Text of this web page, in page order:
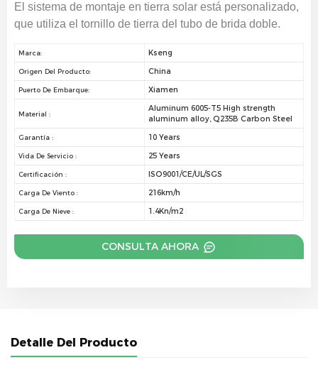
El sistema de montaje en tierra solar está personalizado,
que utiliza el tornillo de tierra del tubo de brida doble.
Marca: Kseng
Origen Del Producto: China
Puerto De Embarque: Xiamen
Material :
Aluminum 6005-T5 High strength
aluminum alloy, Q235B Carbon Steel
Garantía : 10 Years
Vida De Servicio : 25 Years
Certificación : ISO9001/CE/UL/SGS
Carga De Viento : 216km/h
Carga De Nieve : 1.4Kn/m2
CONSULTA AHORA
Detalle Del Producto